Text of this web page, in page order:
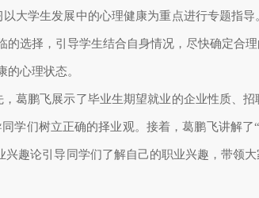
大学生发展中的心理健康为重点进行专题指
选择，引导学生结合自身情况，尽快确定合
心理状态。
葛鹏飞展示了毕业生期望就业的企业性质、
学们树立正确的择业观。接着，葛鹏飞讲解了
兴趣论引导同学们了解自己的职业兴趣，带领